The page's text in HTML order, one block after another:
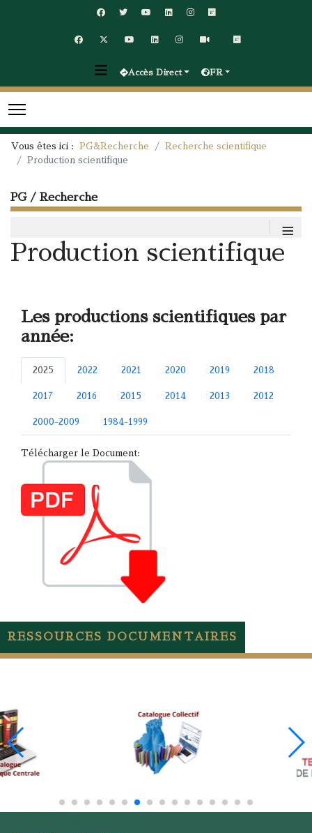
Accès Direct FR
Vous êtes ici : PG&Recherche
Recherche scientifique
Production scientifique
PG / Recherche
≡
Production scientifique
Les productions scientifiques par
année:
2025 2022 2021 2020 2019 2018
2017 2016 2015 2014 2013 2012
2000-2009 1984-1999
Télécharger le Document:
RESSOURCES DOCUMENTAIRES